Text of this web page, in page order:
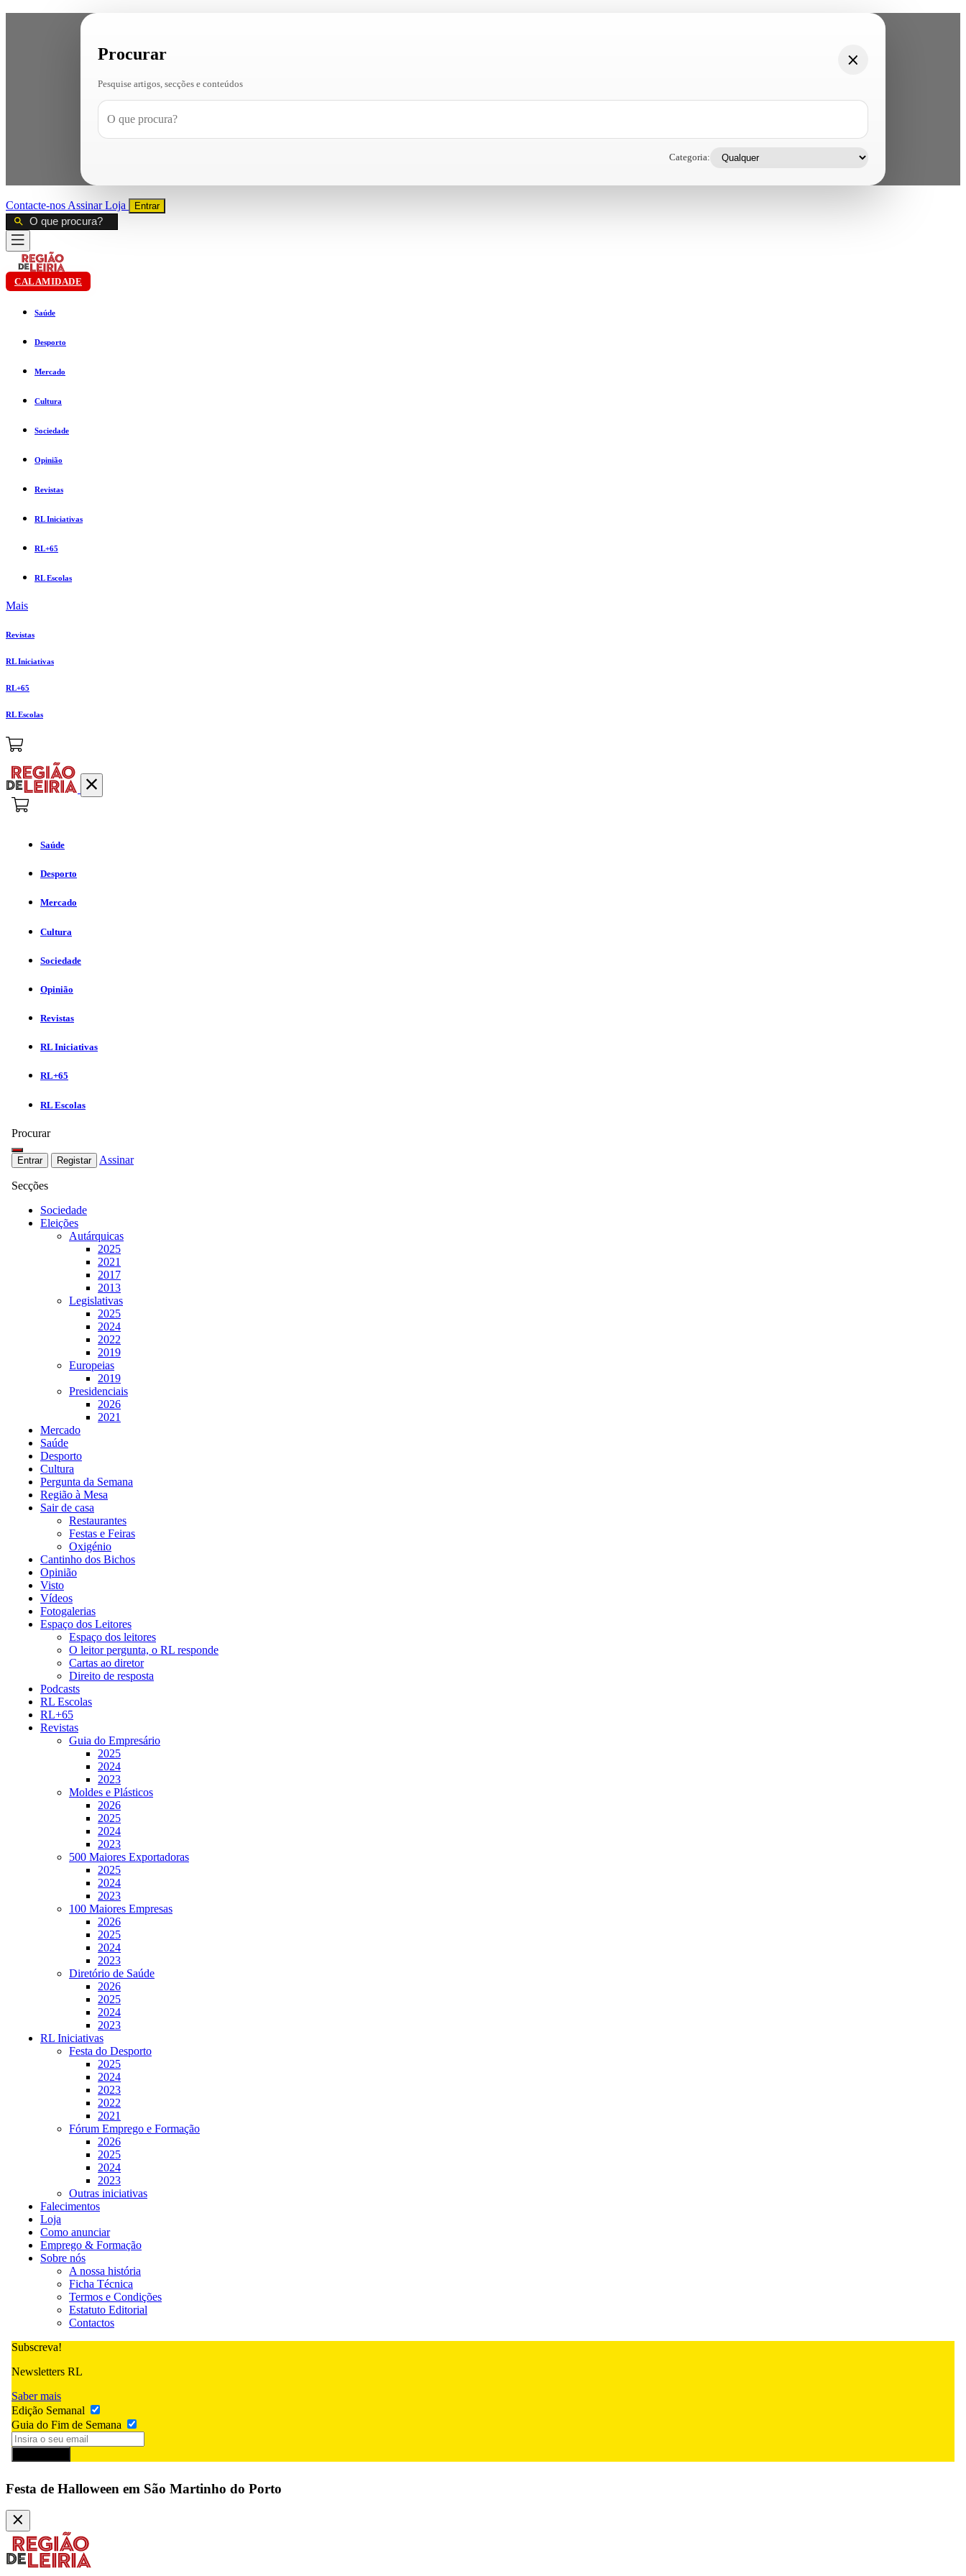
Procurar
Pesquise artigos, secções e conteúdos
Categoria:
Contacte-nos AssinarLoja Entrar
CALAMIDADE
Saúde
Desporto
Mercado
Cultura
Sociedade
Opinião
Revistas
RL Iniciativas
RL+65
RL Escolas
Mais
Revistas
RL Iniciativas
RL+65
RL Escolas
Saúde
Desporto
Mercado
Cultura
Sociedade
Opinião
Revistas
RL Iniciativas
RL+65
RL Escolas
Procurar
Entrar Registar Assinar
Secções
Sociedade
Eleições
Autárquicas
2025
2021
2017
2013
Legislativas
2025
2024
2022
2019
Europeias
2019
Presidenciais
2026
2021
Mercado
Saúde
Desporto
Cultura
Pergunta da Semana
Região à Mesa
Sair de casa
Restaurantes
Festas e Feiras
Oxigénio
Cantinho dos Bichos
Opinião
Visto
Vídeos
Fotogalerias
Espaço dos Leitores
Espaço dos leitores
O leitor pergunta, o RL responde
Cartas ao diretor
Direito de resposta
Podcasts
RL Escolas
RL+65
Revistas
Guia do Empresário
2025
2024
2023
Moldes e Plásticos
2026
2025
2024
2023
500 Maiores Exportadoras
2025
2024
2023
100 Maiores Empresas
2026
2025
2024
2023
Diretório de Saúde
2026
2025
2024
2023
RL Iniciativas
Festa do Desporto
2025
2024
2023
2022
2021
Fórum Emprego e Formação
2026
2025
2024
2023
Outras iniciativas
Falecimentos
Loja
Como anunciar
Emprego & Formação
Sobre nós
A nossa história
Ficha Técnica
Termos e Condições
Estatuto Editorial
Contactos
Subscreva!
Newsletters RL
Saber mais
Edição Semanal
Guia do Fim de Semana
Festa de Halloween em São Martinho do Porto